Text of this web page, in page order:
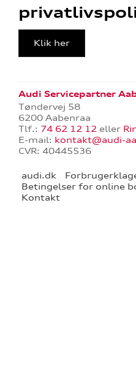
Klik her
Audi Servicepartner
Tøndervej 58
6200 Aabenraa
Tlf.: 74 62 12 12 eller
E-mail: kontakt@audi-
CVR: 40445536
audi.dk
Betingelser for online
Kontakt